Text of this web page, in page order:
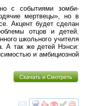
с событиями зомби-
мертвецы», но в
Акцент будет сделан
отцов и детей.
школьного учителя
А так же детей Нэнси:
и амбициозной
Скачать и Смотреть